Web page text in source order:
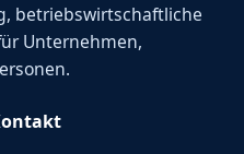
betriebswirtschaftliche
Unternehmen,